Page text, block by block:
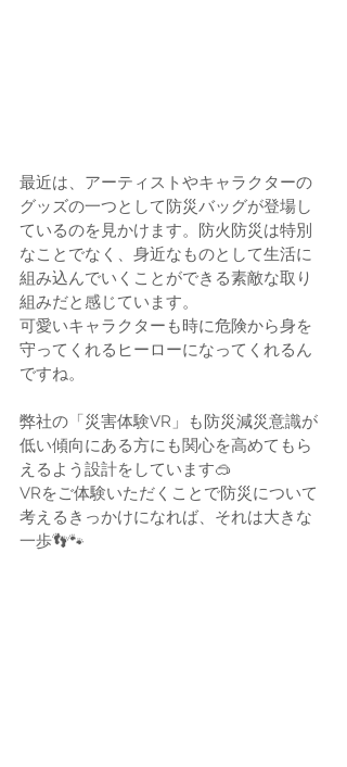
最近は、アーティストやキャラクターの
グッズの一つとして防災バッグが登場し
ているのを見かけます。防火防災は特別
なことでなく、身近なものとして生活に
組み込んでいくことができる素敵な取り
組みだと感じています。
可愛いキャラクターも時に危険から身を
守ってくれるヒーローになってくれるん
ですね。
弊社の「災害体験VR」も防災減災意識が
低い傾向にある方にも関心を高めてもら
えるよう設計をしています🥽
VRをご体験いただくことで防災について
考えるきっかけになれば、それは大きな
一歩👣🐾